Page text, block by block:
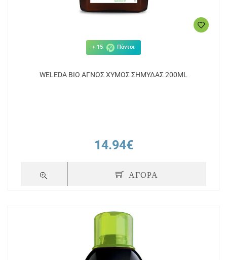
+ 15 Πόντοι
WELEDA BIO ΑΓΝΟΣ ΧΥΜΟΣ ΣΗΜΥΔΑΣ 200ML
14.94€
ΑΓΟΡΑ